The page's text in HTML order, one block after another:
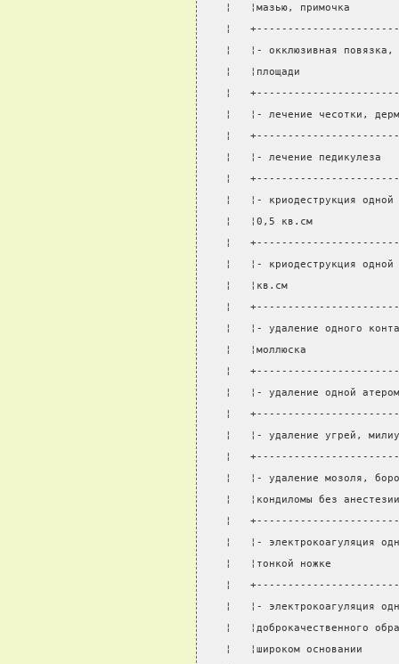
¦   ¦мазью,
¦
¦   ¦- окклюзивная
¦   ¦площади
¦
¦   ¦- лечение чесотки,
¦
¦   ¦- лечение
¦
¦   ¦- криодеструкция
¦   ¦0,5 кв.см
¦
¦   ¦- криодеструкция
¦   ¦кв.см
¦
¦   ¦- удаление одного
¦   ¦моллюска
¦
¦   ¦- удаление одной
¦
¦   ¦- удаление угрей,
¦
¦   ¦- удаление мозоля,
¦   ¦кондиломы без
¦
¦   ¦- электрокоагуляция
¦   ¦тонкой ножке
¦
¦   ¦-
¦
¦   ¦широком